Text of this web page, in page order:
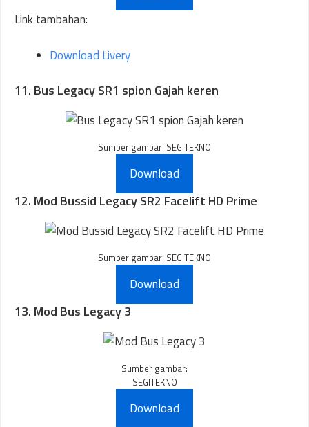
Link tambahan:
Download Livery
11. Bus Legacy SR1 spion Gajah keren
Sumber gambar: SEGITEKNO
Download
12. Mod Bussid Legacy SR2 Facelift HD Prime
Sumber gambar: SEGITEKNO
Download
13. Mod Bus Legacy 3
Sumber gambar:
SEGITEKNO
Download